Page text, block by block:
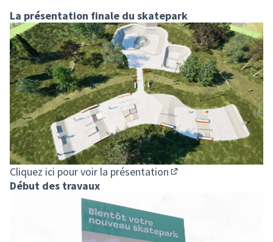
La présentation finale du skatepark
Cliquez ici pour voir la présentation
Début des travaux